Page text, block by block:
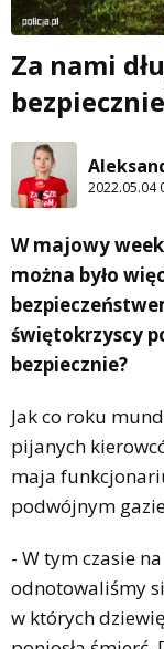
Za nami
2022.05.04
W majowy
można było
świętokrzyscy
bezpiecznie?
Jak co roku
pijanych
maja
podwójnym
- W tym czasie
odnotowaliśmy
w których